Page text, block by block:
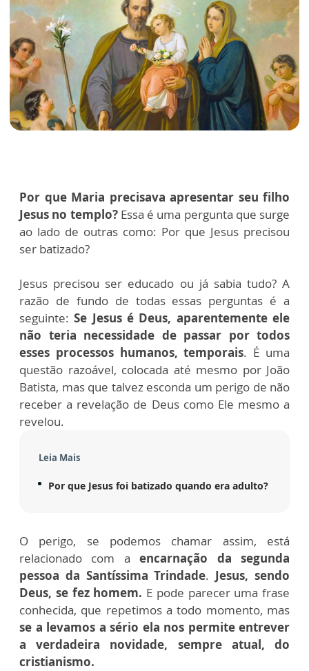
Por que Maria precisava apresentar seu filho
Jesus no templo?Essa é uma pergunta que surge
ao lado de outras como: Por que Jesus precisou
ser batizado?
Jesus precisou ser educado ou já sabia tudo? A
razão de fundo de todas essas perguntas é a
seguinte:Se Jesus é Deus, aparentemente ele
não teria necessidade de passar por todos
esses processos humanos, temporais. É uma
questão razoável, colocada até mesmo por João
Batista, mas que talvez esconda um perigo de não
receber a revelação de Deus como Ele mesmo a
revelou.
Leia Mais
Por que Jesus foi batizado quando era adulto?
O perigo, se podemos chamar assim, está
relacionado com aencarnação da segunda
pessoa da Santíssima Trindade. Jesus, sendo
Deus, se fez homem. E pode parecer uma frase
conhecida, que repetimos a todo momento, mas
se a levamos a sério ela nos permite entrever
a verdadeira novidade, sempre atual, do
cristianismo.